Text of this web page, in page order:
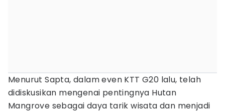
Menurut Sapta, dalam even KTT G20 lalu, telah
didiskusikan mengenai pentingnya Hutan
Mangrove sebagai daya tarik wisata dan menjadi